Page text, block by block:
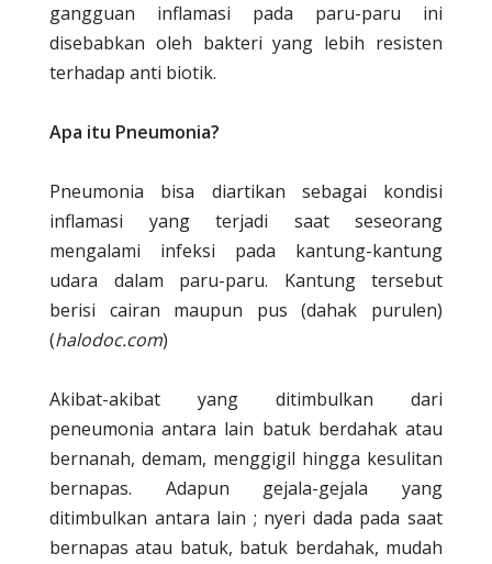
gangguan inflamasi pada paru-paru ini
disebabkan oleh bakteri yang lebih resisten
terhadap anti biotik.
Apa itu Pneumonia?
Pneumonia bisa diartikan sebagai kondisi
inflamasi yang terjadi saat seseorang
mengalami infeksi pada kantung-kantung
udara dalam paru-paru. Kantung tersebut
berisi cairan maupun pus (dahak purulen)
(halodoc.com)
Akibat-akibat yang ditimbulkan dari
peneumonia antara lain batuk berdahak atau
bernanah, demam, menggigil hingga kesulitan
bernapas. Adapun gejala-gejala yang
ditimbulkan antara lain ; nyeri dada pada saat
bernapas atau batuk, batuk berdahak, mudah